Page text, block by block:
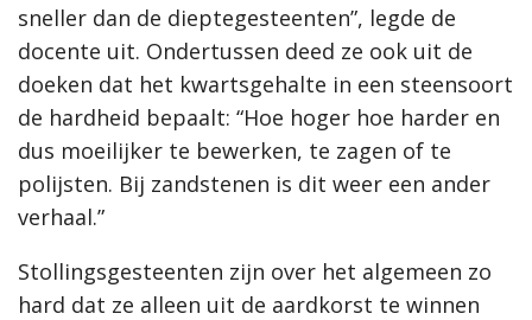
sneller dan de dieptegesteenten”, legde de
docente uit. Ondertussen deed ze ook uit de
doeken dat het kwartsgehalte in een steensoort
de hardheid bepaalt: “Hoe hoger hoe harder en
dus moeilijker te bewerken, te zagen of te
polijsten. Bij zandstenen is dit weer een ander
verhaal.”
Stollingsgesteenten zijn over het algemeen zo
hard dat ze alleen uit de aardkorst te winnen